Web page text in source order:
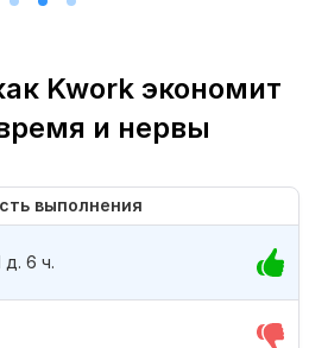
Kwork экономит
и нервы
выполнения
д. 6 ч.